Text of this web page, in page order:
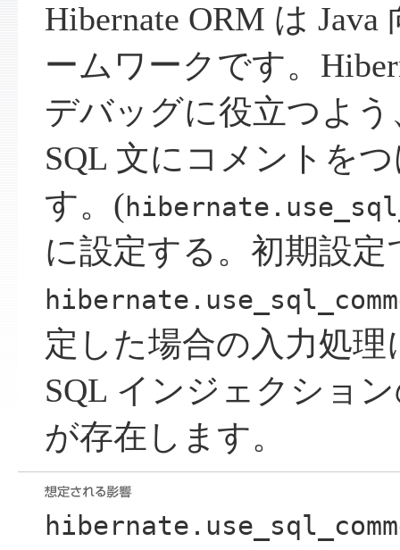
Hibernate ORM は
ームワークです。
デバッグに役立つよ
SQL 文にコメントを
す。(
に設定する。初期設
定した場合の入力処
SQL インジェクショ
が存在します。